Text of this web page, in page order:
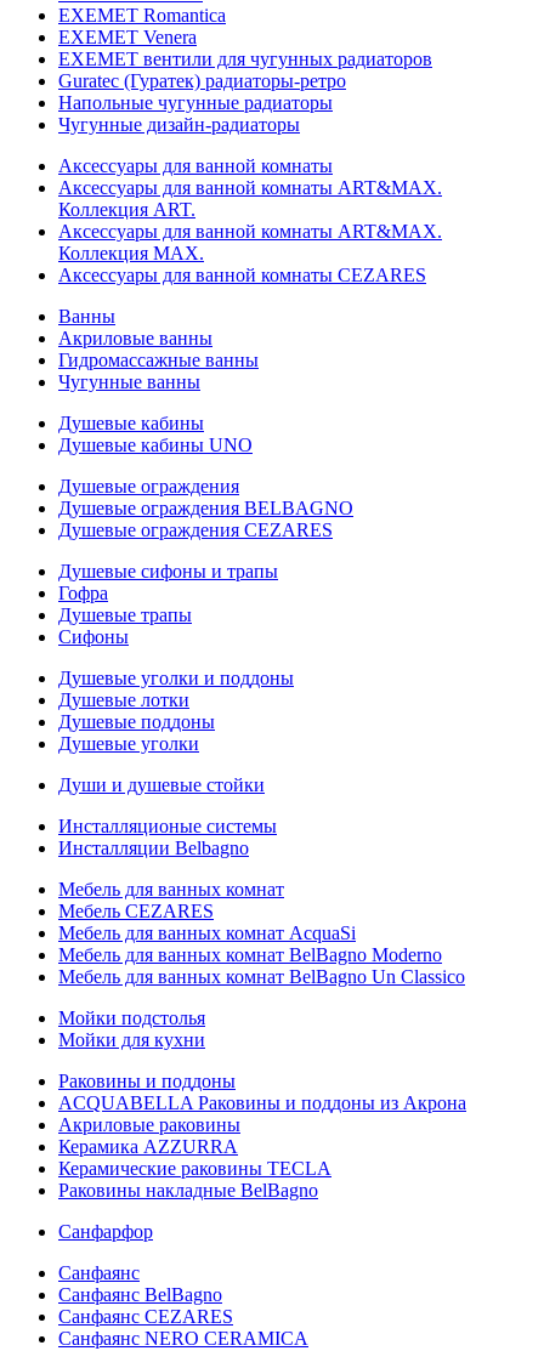
EXEMET Romantica
EXEMET Venera
EXEMET вентили для чугунных радиаторов
Guratec (Гуратек) радиаторы-ретро
Напольные чугунные радиаторы
Чугунные дизайн-радиаторы
Аксессуары для ванной комнаты
Аксессуары для ванной комнаты ART&MAX.
Коллекция ART.
Аксессуары для ванной комнаты ART&MAX.
Коллекция MAX.
Аксессуары для ванной комнаты CEZARES
Ванны
Акриловые ванны
Гидромассажные ванны
Чугунные ванны
Душевые кабины
Душевые кабины UNO
Душевые ограждения
Душевые ограждения BELBAGNO
Душевые ограждения CEZARES
Душевые сифоны и трапы
Гофра
Душевые трапы
Сифоны
Душевые уголки и поддоны
Душевые лотки
Душевые поддоны
Душевые уголки
Души и душевые стойки
Инсталляционые системы
Инсталляции Belbagno
Мебель для ванных комнат
Мебель CEZARES
Мебель для ванных комнат AcquaSi
Мебель для ванных комнат BelBagno Moderno
Мебель для ванных комнат BelBagno Un Classico
Мойки подстолья
Мойки для кухни
Раковины и поддоны
ACQUABELLA Раковины и поддоны из Акрона
Акриловые раковины
Керамика AZZURRA
Керамические раковины TECLA
Раковины накладные BelBagno
Санфарфор
Санфаянс
Санфаянс BelBagno
Санфаянс CEZARES
Санфаянс NERO CERAMICA